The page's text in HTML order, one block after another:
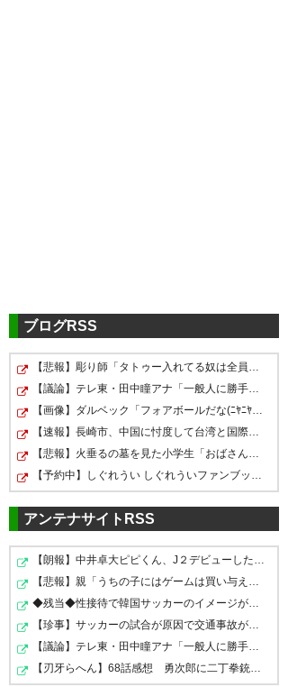
ブログRSS
【悲報】彫り師「タトゥー入れてる奴は全員バカ。3人に1…
【議論】テレ東・田中瞳アナ「一般人に勝手にカメラ向け…
【画像】ダルベック「フォアボールだな(ﾆﾔﾆﾔ)」
【速報】長崎市、中国に忖度して台湾と国際問題 台湾欠席…
【悲報】火垂るの墓を見た小学生「おばさんがいじわる」
【予約中】しぐれうい しぐれういファンブック：魅力が詰…
アンテナサイトRSS
【朗報】中井卓大ピピくん、J２デビューした結果ｗｗｗｗ…
【悲報】親「うちの子にはゲームは買い与えません。本だ…
◆残当◆性接待で韓国サッカーのイメージが墜落
【珍事】サッカーの試合が原因で交通事故が起きてしまう。
【議論】テレ東・田中瞳アナ「一般人に勝手にカメラ向け…
【刃牙らへん】68話感想 勇次郎に二丁拳銃で挑む挑戦者…